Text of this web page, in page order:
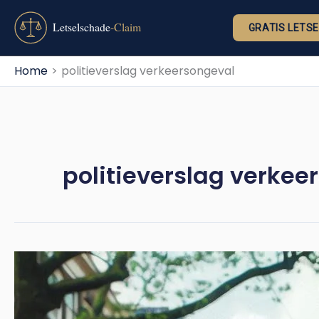
naar
inhoud
GRATIS
Home politieverslag verkeersongeval
politieverslag
gun
dit
Niemand